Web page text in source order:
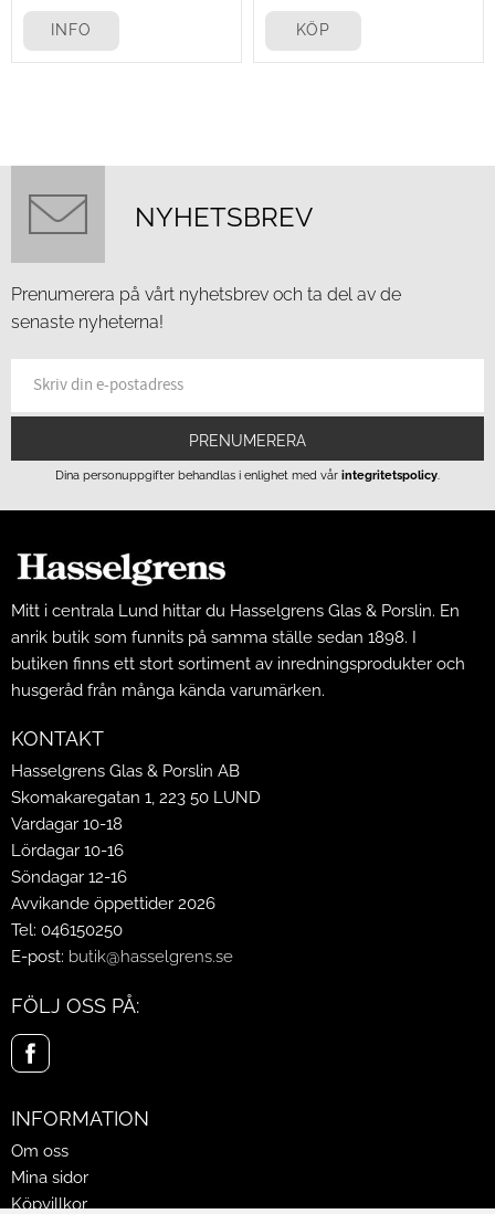
INFO KÖP
NYHETSBREV
Prenumerera på vårt nyhetsbrev och ta del av de
senaste nyheterna!
PRENUMERERA
Dina personuppgifter behandlas i enlighet med vår integritetspolicy.
Mitt i centrala Lund hittar du Hasselgrens Glas & Porslin. En
anrik butik som funnits på samma ställe sedan 1898. I
butiken finns ett stort sortiment av inredningsprodukter och
husgeråd från många kända varumärken.
KONTAKT
Hasselgrens Glas & Porslin AB
Skomakaregatan 1, 223 50 LUND
Vardagar 10-18
Lördagar 10-16
Söndagar 12-16
Avvikande öppettider 2026
Tel: 046150250
E-post: butik@hasselgrens.se
FÖLJ OSS PÅ:
INFORMATION
Om oss
Mina sidor
Köpvillkor